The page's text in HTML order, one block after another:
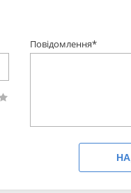
Повідомлення*